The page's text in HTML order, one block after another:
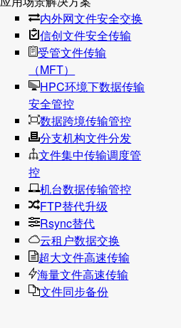
内外网文件安全交换
信创文件安全传输
受管文件传输
（MFT）
HPC环境下数据传输
安全管控
数据跨境传输管控
分支机构文件分发
文件集中传输调度管
控
机台数据传输管控
FTP替代升级
Rsync替代
云租户数据交换
超大文件高速传输
海量文件高速传输
文件同步备份